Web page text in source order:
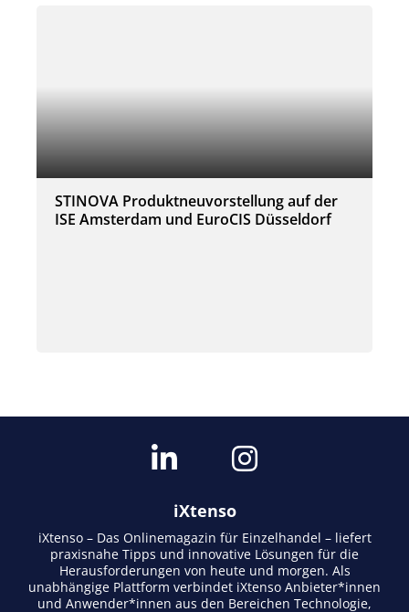
STINOVA Produktneuvorstellung auf der
ISE Amsterdam und EuroCIS Düsseldorf
iXtenso
iXtenso – Das Onlinemagazin für Einzelhandel – liefert
praxisnahe Tipps und innovative Lösungen für die
Herausforderungen von heute und morgen. Als
unabhängige Plattform verbindet iXtenso Anbieter*innen
und Anwender*innen aus den Bereichen Technologie,